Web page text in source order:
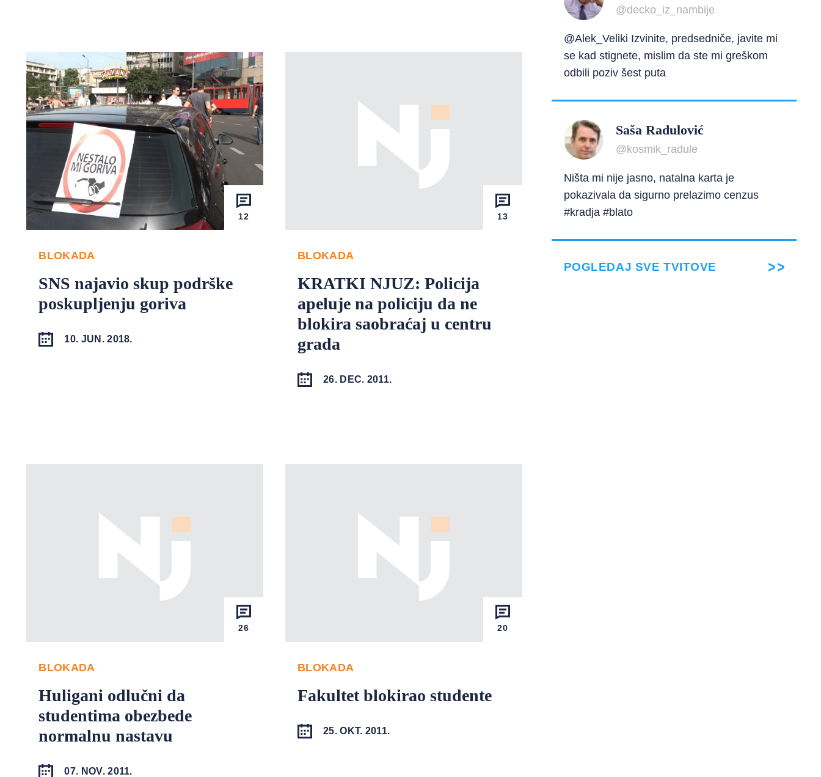
12
BLOKADA
SNS najavio skup podrške
poskupljenju goriva
10. JUN. 2018.
13
BLOKADA
KRATKI NJUZ: Policija
apeluje na policiju da ne
blokira saobraćaj u centru
grada
26. DEC. 2011.
26
BLOKADA
Huligani odlučni da
studentima obezbede
normalnu nastavu
07. NOV. 2011.
20
BLOKADA
Fakultet blokirao studente
25. OKT. 2011.
@decko_iz_nambije
@Alek_Veliki Izvinite, predsedniče, javite mi
se kad stignete, mislim da ste mi greškom
odbili poziv šest puta
Saša Radulović
@kosmik_radule
Ništa mi nije jasno, natalna karta je
pokazivala da sigurno prelazimo cenzus
#kradja #blato
POGLEDAJ SVE TVITOVE